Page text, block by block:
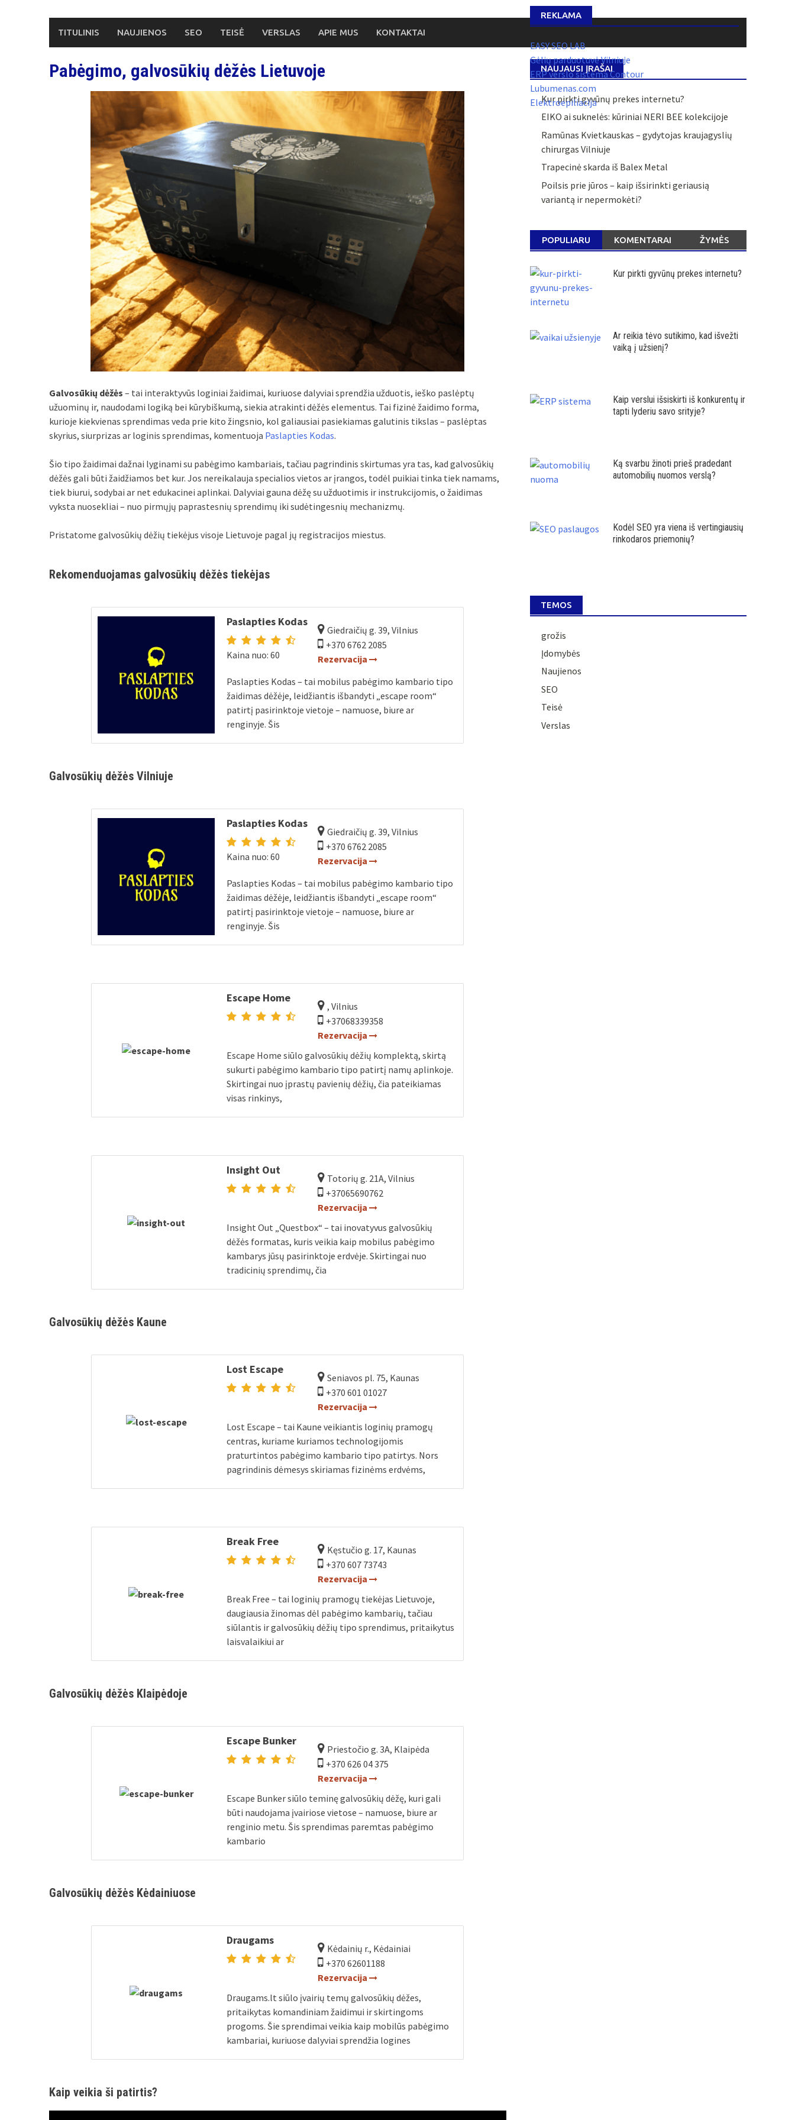
TITULINIS NAUJIENOS SEO TEISĖ VERSLAS APIE MUS KONTAKTAI
Pabėgimo, galvosūkių dėžės Lietuvoje
Galvosūkių dėžės – tai interaktyvūs loginiai žaidimai, kuriuose dalyviai sprendžia užduotis, ieško paslėptų
užuominų ir, naudodami logiką bei kūrybiškumą, siekia atrakinti dėžės elementus. Tai fizinė žaidimo forma,
kurioje kiekvienas sprendimas veda prie kito žingsnio, kol galiausiai pasiekiamas galutinis tikslas – paslėptas
skyrius, siurprizas ar loginis sprendimas, komentuoja Paslapties Kodas.
Šio tipo žaidimai dažnai lyginami su pabėgimo kambariais, tačiau pagrindinis skirtumas yra tas, kad galvosūkių
dėžės gali būti žaidžiamos bet kur. Jos nereikalauja specialios vietos ar įrangos, todėl puikiai tinka tiek namams,
tiek biurui, sodybai ar net edukacinei aplinkai. Dalyviai gauna dėžę su užduotimis ir instrukcijomis, o žaidimas
vyksta nuosekliai – nuo pirmųjų paprastesnių sprendimų iki sudėtingesnių mechanizmų.
Pristatome galvosūkių dėžių tiekėjus visoje Lietuvoje pagal jų registracijos miestus.
Rekomenduojamas galvosūkių dėžės tiekėjas
Paslapties Kodas
Kaina nuo: 60
Giedraičių g. 39, Vilnius
+370 6762 2085
Rezervacija
Paslapties Kodas – tai mobilus pabėgimo kambario tipo
žaidimas dėžėje, leidžiantis išbandyti „escape room“
patirtį pasirinktoje vietoje – namuose, biure ar
renginyje. Šis
Galvosūkių dėžės Vilniuje
Paslapties Kodas
Kaina nuo: 60
Giedraičių g. 39, Vilnius
+370 6762 2085
Rezervacija
Paslapties Kodas – tai mobilus pabėgimo kambario tipo
žaidimas dėžėje, leidžiantis išbandyti „escape room“
patirtį pasirinktoje vietoje – namuose, biure ar
renginyje. Šis
Escape Home
, Vilnius
+37068339358
Rezervacija
Escape Home siūlo galvosūkių dėžių komplektą, skirtą
sukurti pabėgimo kambario tipo patirtį namų aplinkoje.
Skirtingai nuo įprastų pavienių dėžių, čia pateikiamas
visas rinkinys,
Insight Out
Totorių g. 21A, Vilnius
+37065690762
Rezervacija
Insight Out „Questbox“ – tai inovatyvus galvosūkių
dėžės formatas, kuris veikia kaip mobilus pabėgimo
kambarys jūsų pasirinktoje erdvėje. Skirtingai nuo
tradicinių sprendimų, čia
Galvosūkių dėžės Kaune
Lost Escape
Seniavos pl. 75, Kaunas
+370 601 01027
Rezervacija
Lost Escape – tai Kaune veikiantis loginių pramogų
centras, kuriame kuriamos technologijomis
praturtintos pabėgimo kambario tipo patirtys. Nors
pagrindinis dėmesys skiriamas fizinėms erdvėms,
Break Free
Kęstučio g. 17, Kaunas
+370 607 73743
Rezervacija
Break Free – tai loginių pramogų tiekėjas Lietuvoje,
daugiausia žinomas dėl pabėgimo kambarių, tačiau
siūlantis ir galvosūkių dėžių tipo sprendimus, pritaikytus
laisvalaikiui ar
Galvosūkių dėžės Klaipėdoje
Escape Bunker
Priestočio g. 3A, Klaipėda
+370 626 04 375
Rezervacija
Escape Bunker siūlo teminę galvosūkių dėžę, kuri gali
būti naudojama įvairiose vietose – namuose, biure ar
renginio metu. Šis sprendimas paremtas pabėgimo
kambario
Galvosūkių dėžės Kėdainiuose
Draugams
Kėdainių r., Kėdainiai
+370 62601188
Rezervacija
Draugams.lt siūlo įvairių temų galvosūkių dėžes,
pritaikytas komandiniam žaidimui ir skirtingoms
progoms. Šie sprendimai veikia kaip mobilūs pabėgimo
kambariai, kuriuose dalyviai sprendžia logines
Kaip veikia ši patirtis?
NAUJAUSI ĮRAŠAI
Kur pirkti gyvūnų prekes internetu?
EIKO ai suknelės: kūriniai NERI BEE kolekcijoje
Ramūnas Kvietkauskas – gydytojas kraujagyslių
chirurgas Vilniuje
Trapecinė skarda iš Balex Metal
Poilsis prie jūros – kaip išsirinkti geriausią
variantą ir nepermokėti?
POPULIARU KOMENTARAI ŽYMĖS
Kur pirkti gyvūnų prekes internetu?
Ar reikia tėvo sutikimo, kad išvežti
vaiką į užsienį?
Kaip verslui išsiskirti iš konkurentų ir
tapti lyderiu savo srityje?
Ką svarbu žinoti prieš pradedant
automobilių nuomos verslą?
Kodėl SEO yra viena iš vertingiausių
rinkodaros priemonių?
TEMOS
grožis
Įdomybės
Naujienos
SEO
Teisė
Verslas
REKLAMA
EASY SEO LAB
Gėlių parduotuvė Vilniuje
ERP verslo sistema Contour
Lubumenas.com
Elektroepiliacija